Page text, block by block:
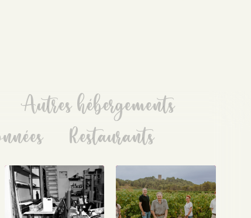
Autres hébergements
Restaurants